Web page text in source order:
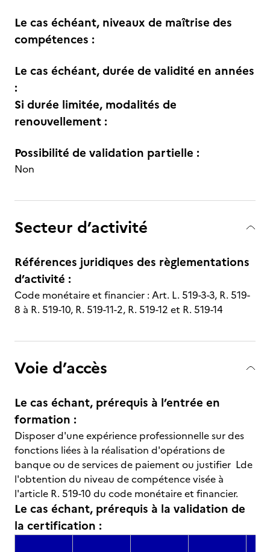
Le cas échéant, niveaux de maîtrise des
compétences :
Le cas échéant, durée de validité en années
:
Si durée limitée, modalités de
renouvellement :
Possibilité de validation partielle :
Non
Secteur d’activité
Références juridiques des règlementations
d’activité :
Code monétaire et financier : Art. L. 519-3-3, R. 519-
8 à R. 519-10, R. 519-11-2, R. 519-12 et R. 519-14
Voie d’accès
Le cas échant, prérequis à l’entrée en
formation :
Disposer d'une expérience professionnelle sur des
fonctions liées à la réalisation d'opérations de
banque ou de services de paiement ou justifier Lde
l'obtention du niveau de compétence visée à
l'article R. 519-10 du code monétaire et financier.
Le cas échant, prérequis à la validation de
la certification :